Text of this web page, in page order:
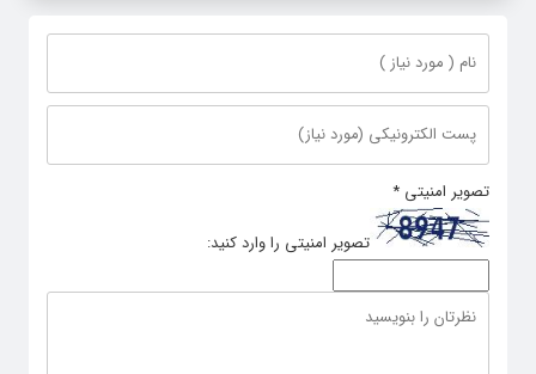
تصویر امنیتی *
تصویر امنیتی را وارد کنید: